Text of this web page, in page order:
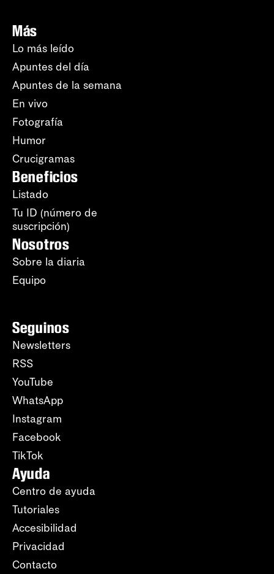
Más
Lo más leído
Apuntes del día
Apuntes de la semana
En vivo
Fotografía
Humor
Crucigramas
Beneficios
Listado
Tu ID (número de
suscripción)
Nosotros
Sobre la diaria
Equipo
Seguinos
Newsletters
RSS
YouTube
WhatsApp
Instagram
Facebook
TikTok
Ayuda
Centro de ayuda
Tutoriales
Accesibilidad
Privacidad
Contacto